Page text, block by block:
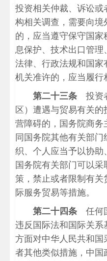
投资相关仲裁、诉讼
构相关调查，需要向
的，应当遵守保守国
息保护、技术出口管
法律、行政法规和国
机关准许的，应当履行
第二十三条 投资
区）遭遇与贸易有关
营障碍的，国务院商
同国务院其他有关部
织、个人应当予以协助
国务院有关部门可以
策，禁止或者限制有关
际服务贸易等措施。
第二十四条 任何
违反国际法和国际关
方面对中华人民共和
者其他类似措施，中国